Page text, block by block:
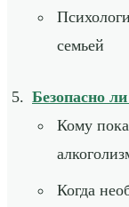
семьей
Безопасно
Кому
Когда